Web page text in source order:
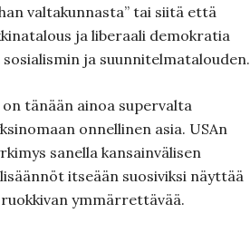
valtakunnasta” tai siitä että
ja liberaali demokratia
ja suunnitelmatalouden.
tänään ainoa supervalta
onnellinen asia. USAn
sanella kansainvälisen
itseään suosiviksi näyttää
ymmärrettävää.